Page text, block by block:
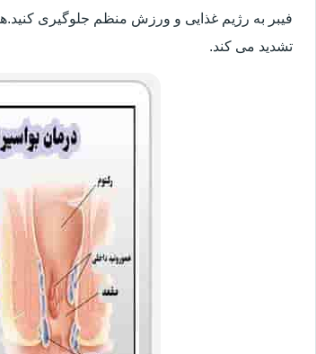
فیبر به رژیم غذایی و ورزش منظم جلوگیری
تشدید می کند.